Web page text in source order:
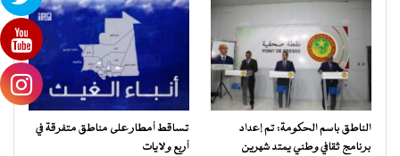
الناطق باسم الحكومة: تم إعداد
برنامج ثقافي وطني يمتد شهرين
تساقط أمطار على مناطق متفرقة في
أربع ولايات